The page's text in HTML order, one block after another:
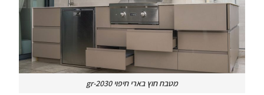
מטבח חוץ בארי חיפוי gr-2030